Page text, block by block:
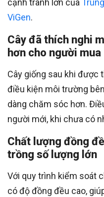
cạnh tranh lớn của
ViGen.
Cây đã thích nghi
hơn cho người mua
Cây giống sau khi được
điều kiện môi trường
dàng chăm sóc hơn.
người mới, khi chưa có
Chất lượng đồng
trồng số lượng lớn
Với quy trình kiểm soát
có độ đồng đều cao,